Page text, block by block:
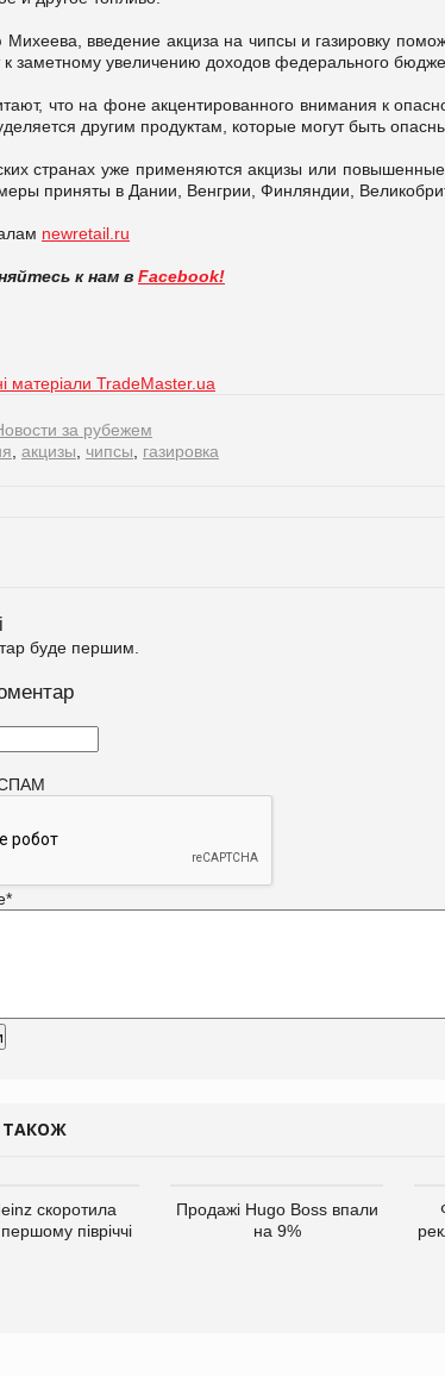
введение акциза на чипсы и газировку
к заметному увеличению доходов федерального
что на фоне акцентированного внимания к
другим продуктам, которые могут быть
странах уже применяются акцизы или
приняты в Дании, Венгрии, Финляндии,
newretail.ru
к нам в Facebook!
матеріали TradeMaster.ua
за рубежем
акцизы чипсы газировка
буде першим.
СПАМ
*
ТАКОЖ
скоротила
півріччі
Продажі Hugo Boss впали
на 9%